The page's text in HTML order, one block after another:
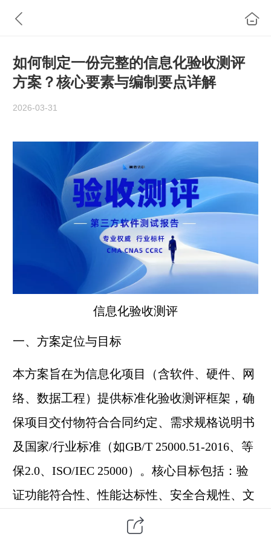
如何制定一份完整的信息化验收测评
方案？核心要素与编制要点详解
2026-03-31
信息化验收测评
一、方案定位与目标
本方案旨在为信息化项目（含软件、硬件、网
络、数据工程）提供标准化验收测评框架，确
保项目交付物符合合同约定、需求规格说明书
及国家/行业标准（如GB/T 25000.51-2016、等
保2.0、ISO/IEC 25000）。核心目标包括：验
证功能符合性、性能达标性、安全合规性、文
档完整性，支撑项目顺利结题与资金结算。